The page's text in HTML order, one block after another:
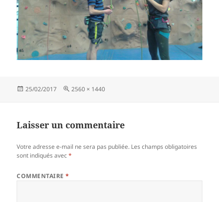
Publié
25/02/2017
Taille
2560 × 1440
Laisser un commentaire
Votre adresse e-mail ne sera pas publiée. Les champs obligatoires
sont indiqués avec*
COMMENTAIRE*